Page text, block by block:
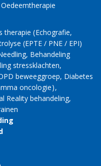
Oedeemtherapie
therapie Echografie
(EPTE / PNE / EPI)
Behandeling
stressklachten
beweeggroep Diabetes
oncologie
Reality behandeling